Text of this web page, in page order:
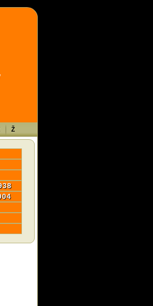
functions.php
Ž